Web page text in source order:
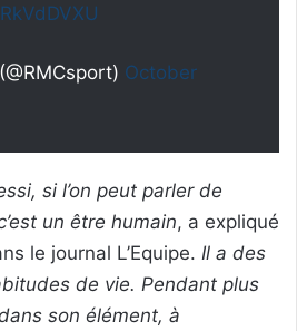
October
si l’on peut parler de
un être humain, a expliqué
le journal L’Equipe. Il a des
de vie. Pendant plus
son élément, à